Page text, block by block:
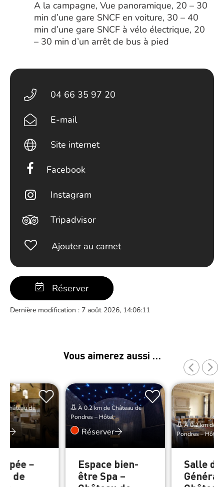
A la campagne, Vue panoramique, 20 – 30
min d’une gare SNCF en voiture, 30 – 40
min d’une gare SNCF à vélo électrique, 20
– 30 min d’un arrêt de bus à pied
04 66 35 97 20
E-mail
Site internet
Facebook
Instagram
Tripadvisor
Ajouter au carnet
Réserver
Dernière modification : 7 août 2026, 14:06:11
Vous aimerez aussi …
Château de
–
de
À 0.2 km de Château de
Pondres – Hôtel
Réserver
Espace bien-
être Spa –
À 0.2 km de
Pondres – Hôtel
Salle